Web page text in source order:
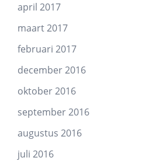
april 2017
maart 2017
februari 2017
december 2016
oktober 2016
september 2016
augustus 2016
juli 2016